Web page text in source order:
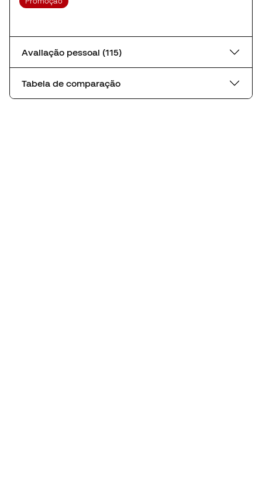
Avaliação pessoal (115)
Tabela de comparação